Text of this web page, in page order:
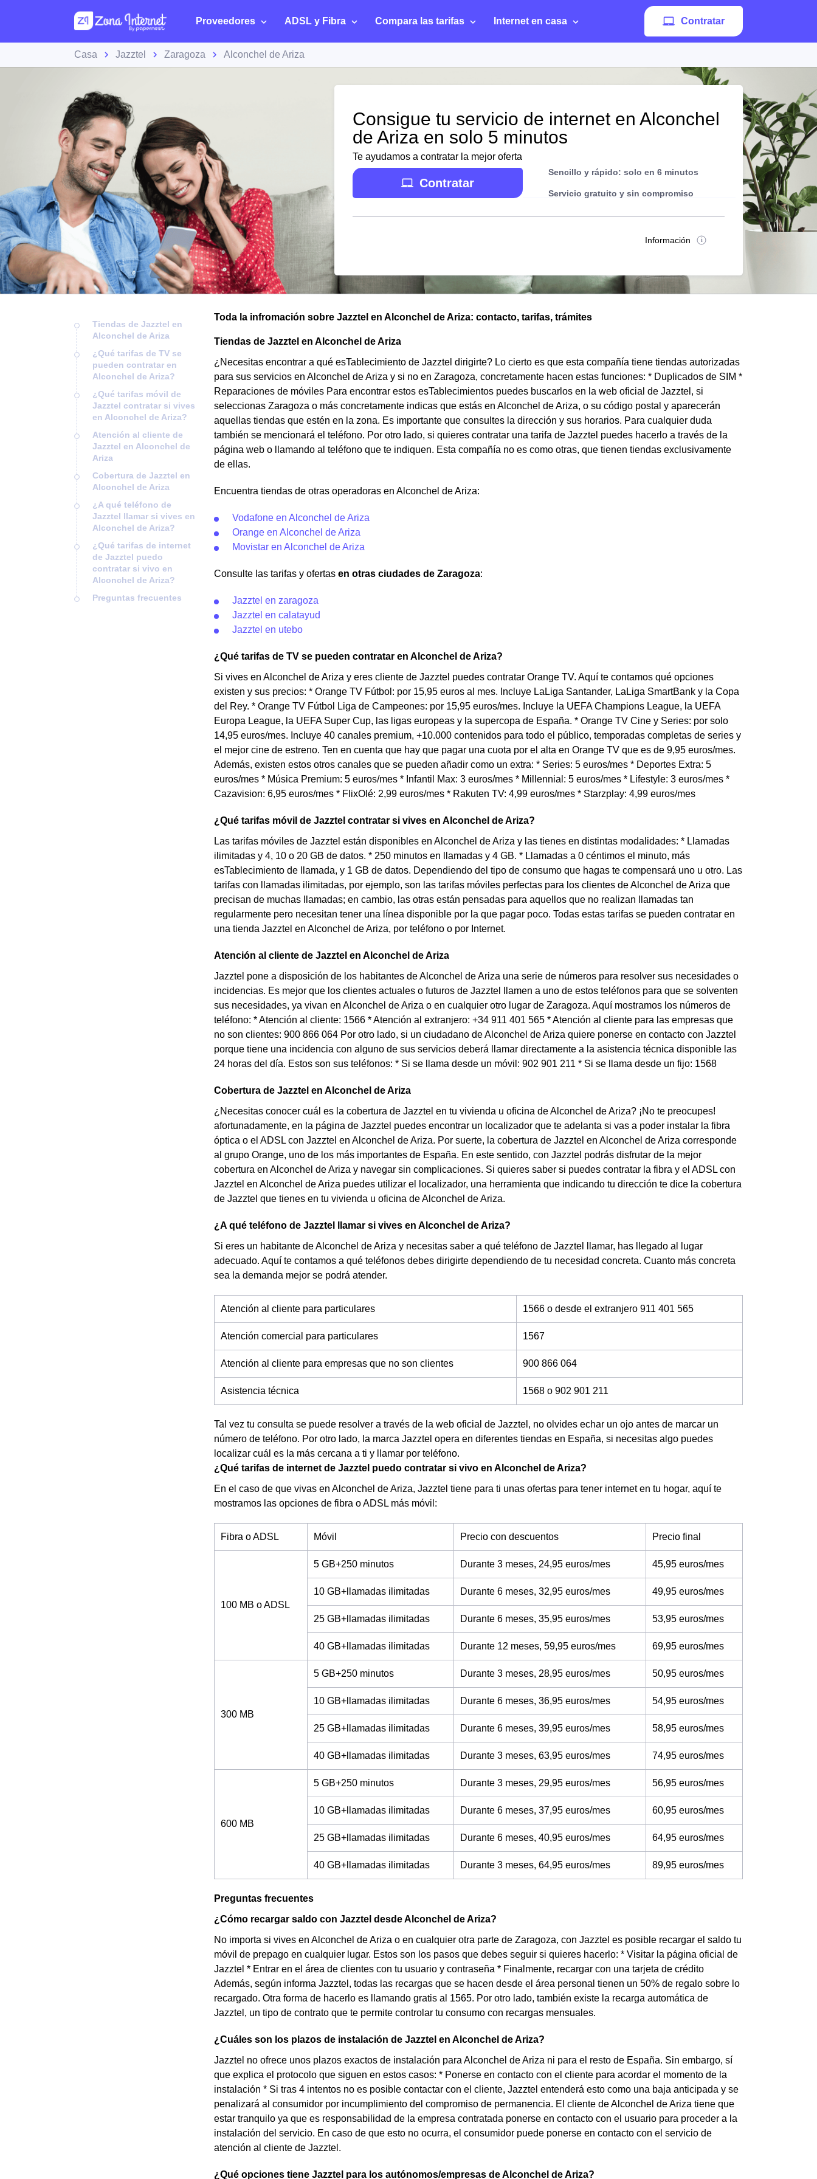
Proveedores ADSL y Fibra Compara las tarifas Internet en casa Contratar
Casa Jazztel Zaragoza Alconchel de Ariza
Consigue tu servicio de internet en Alconchel
de Ariza en solo 5 minutos
Te ayudamos a contratar la mejor oferta
Contratar
Sencillo y rápido: solo en 6 minutos
Servicio gratuito y sin compromiso
Información
Tiendas de Jazztel en
Alconchel de Ariza
¿Qué tarifas de TV se
pueden contratar en
Alconchel de Ariza?
¿Qué tarifas móvil de
Jazztel contratar si vives
en Alconchel de Ariza?
Atención al cliente de
Jazztel en Alconchel de
Ariza
Cobertura de Jazztel en
Alconchel de Ariza
¿A qué teléfono de
Jazztel llamar si vives en
Alconchel de Ariza?
¿Qué tarifas de internet
de Jazztel puedo
contratar si vivo en
Alconchel de Ariza?
Preguntas frecuentes
Toda la infromación sobre Jazztel en Alconchel de Ariza: contacto, tarifas, trámites
Tiendas de Jazztel en Alconchel de Ariza
¿Necesitas encontrar a qué esTablecimiento de Jazztel dirigirte? Lo cierto es que esta compañía tiene tiendas autorizadas
para sus servicios en Alconchel de Ariza y si no en Zaragoza, concretamente hacen estas funciones: * Duplicados de SIM *
Reparaciones de móviles Para encontrar estos esTablecimientos puedes buscarlos en la web oficial de Jazztel, si
seleccionas Zaragoza o más concretamente indicas que estás en Alconchel de Ariza, o su código postal y aparecerán
aquellas tiendas que estén en la zona. Es importante que consultes la dirección y sus horarios. Para cualquier duda
también se mencionará el teléfono. Por otro lado, si quieres contratar una tarifa de Jazztel puedes hacerlo a través de la
página web o llamando al teléfono que te indiquen. Esta compañía no es como otras, que tienen tiendas exclusivamente
de ellas.
Encuentra tiendas de otras operadoras en Alconchel de Ariza:
Vodafone en Alconchel de Ariza
Orange en Alconchel de Ariza
Movistar en Alconchel de Ariza
Consulte las tarifas y ofertas en otras ciudades de Zaragoza:
Jazztel en zaragoza
Jazztel en calatayud
Jazztel en utebo
¿Qué tarifas de TV se pueden contratar en Alconchel de Ariza?
Si vives en Alconchel de Ariza y eres cliente de Jazztel puedes contratar Orange TV. Aquí te contamos qué opciones
existen y sus precios: * Orange TV Fútbol: por 15,95 euros al mes. Incluye LaLiga Santander, LaLiga SmartBank y la Copa
del Rey. * Orange TV Fútbol Liga de Campeones: por 15,95 euros/mes. Incluye la UEFA Champions League, la UEFA
Europa League, la UEFA Super Cup, las ligas europeas y la supercopa de España. * Orange TV Cine y Series: por solo
14,95 euros/mes. Incluye 40 canales premium, +10.000 contenidos para todo el público, temporadas completas de series y
el mejor cine de estreno. Ten en cuenta que hay que pagar una cuota por el alta en Orange TV que es de 9,95 euros/mes.
Además, existen estos otros canales que se pueden añadir como un extra: * Series: 5 euros/mes * Deportes Extra: 5
euros/mes * Música Premium: 5 euros/mes * Infantil Max: 3 euros/mes * Millennial: 5 euros/mes * Lifestyle: 3 euros/mes *
Cazavision: 6,95 euros/mes * FlixOlé: 2,99 euros/mes * Rakuten TV: 4,99 euros/mes * Starzplay: 4,99 euros/mes
¿Qué tarifas móvil de Jazztel contratar si vives en Alconchel de Ariza?
Las tarifas móviles de Jazztel están disponibles en Alconchel de Ariza y las tienes en distintas modalidades: * Llamadas
ilimitadas y 4, 10 o 20 GB de datos. * 250 minutos en llamadas y 4 GB. * Llamadas a 0 céntimos el minuto, más
esTablecimiento de llamada, y 1 GB de datos. Dependiendo del tipo de consumo que hagas te compensará uno u otro. Las
tarifas con llamadas ilimitadas, por ejemplo, son las tarifas móviles perfectas para los clientes de Alconchel de Ariza que
precisan de muchas llamadas; en cambio, las otras están pensadas para aquellos que no realizan llamadas tan
regularmente pero necesitan tener una línea disponible por la que pagar poco. Todas estas tarifas se pueden contratar en
una tienda Jazztel en Alconchel de Ariza, por teléfono o por Internet.
Atención al cliente de Jazztel en Alconchel de Ariza
Jazztel pone a disposición de los habitantes de Alconchel de Ariza una serie de números para resolver sus necesidades o
incidencias. Es mejor que los clientes actuales o futuros de Jazztel llamen a uno de estos teléfonos para que se solventen
sus necesidades, ya vivan en Alconchel de Ariza o en cualquier otro lugar de Zaragoza. Aquí mostramos los números de
teléfono: * Atención al cliente: 1566 * Atención al extranjero: +34 911 401 565 * Atención al cliente para las empresas que
no son clientes: 900 866 064 Por otro lado, si un ciudadano de Alconchel de Ariza quiere ponerse en contacto con Jazztel
porque tiene una incidencia con alguno de sus servicios deberá llamar directamente a la asistencia técnica disponible las
24 horas del día. Estos son sus teléfonos: * Si se llama desde un móvil: 902 901 211 * Si se llama desde un fijo: 1568
Cobertura de Jazztel en Alconchel de Ariza
¿Necesitas conocer cuál es la cobertura de Jazztel en tu vivienda u oficina de Alconchel de Ariza? ¡No te preocupes!
afortunadamente, en la página de Jazztel puedes encontrar un localizador que te adelanta si vas a poder instalar la fibra
óptica o el ADSL con Jazztel en Alconchel de Ariza. Por suerte, la cobertura de Jazztel en Alconchel de Ariza corresponde
al grupo Orange, uno de los más importantes de España. En este sentido, con Jazztel podrás disfrutar de la mejor
cobertura en Alconchel de Ariza y navegar sin complicaciones. Si quieres saber si puedes contratar la fibra y el ADSL con
Jazztel en Alconchel de Ariza puedes utilizar el localizador, una herramienta que indicando tu dirección te dice la cobertura
de Jazztel que tienes en tu vivienda u oficina de Alconchel de Ariza.
¿A qué teléfono de Jazztel llamar si vives en Alconchel de Ariza?
Si eres un habitante de Alconchel de Ariza y necesitas saber a qué teléfono de Jazztel llamar, has llegado al lugar
adecuado. Aquí te contamos a qué teléfonos debes dirigirte dependiendo de tu necesidad concreta. Cuanto más concreta
sea la demanda mejor se podrá atender.
Atención al cliente para particulares 1566 o desde el extranjero 911 401 565
Atención comercial para particulares 1567
Atención al cliente para empresas que no son clientes 900 866 064
Asistencia técnica 1568 o 902 901 211
Tal vez tu consulta se puede resolver a través de la web oficial de Jazztel, no olvides echar un ojo antes de marcar un
número de teléfono. Por otro lado, la marca Jazztel opera en diferentes tiendas en España, si necesitas algo puedes
localizar cuál es la más cercana a ti y llamar por teléfono.
¿Qué tarifas de internet de Jazztel puedo contratar si vivo en Alconchel de Ariza?
En el caso de que vivas en Alconchel de Ariza, Jazztel tiene para ti unas ofertas para tener internet en tu hogar, aquí te
mostramos las opciones de fibra o ADSL más móvil:
Fibra o ADSL Móvil Precio con descuentos Precio final
100 MB o ADSL
5 GB+250 minutos Durante 3 meses, 24,95 euros/mes 45,95 euros/mes
10 GB+llamadas ilimitadas Durante 6 meses, 32,95 euros/mes 49,95 euros/mes
25 GB+llamadas ilimitadas Durante 6 meses, 35,95 euros/mes 53,95 euros/mes
40 GB+llamadas ilimitadas Durante 12 meses, 59,95 euros/mes 69,95 euros/mes
300 MB
5 GB+250 minutos Durante 3 meses, 28,95 euros/mes 50,95 euros/mes
10 GB+llamadas ilimitadas Durante 6 meses, 36,95 euros/mes 54,95 euros/mes
25 GB+llamadas ilimitadas Durante 6 meses, 39,95 euros/mes 58,95 euros/mes
40 GB+llamadas ilimitadas Durante 3 meses, 63,95 euros/mes 74,95 euros/mes
600 MB
5 GB+250 minutos Durante 3 meses, 29,95 euros/mes 56,95 euros/mes
10 GB+llamadas ilimitadas Durante 6 meses, 37,95 euros/mes 60,95 euros/mes
25 GB+llamadas ilimitadas Durante 6 meses, 40,95 euros/mes 64,95 euros/mes
40 GB+llamadas ilimitadas Durante 3 meses, 64,95 euros/mes 89,95 euros/mes
Preguntas frecuentes
¿Cómo recargar saldo con Jazztel desde Alconchel de Ariza?
No importa si vives en Alconchel de Ariza o en cualquier otra parte de Zaragoza, con Jazztel es posible recargar el saldo tu
móvil de prepago en cualquier lugar. Estos son los pasos que debes seguir si quieres hacerlo: * Visitar la página oficial de
Jazztel * Entrar en el área de clientes con tu usuario y contraseña * Finalmente, recargar con una tarjeta de crédito
Además, según informa Jazztel, todas las recargas que se hacen desde el área personal tienen un 50% de regalo sobre lo
recargado. Otra forma de hacerlo es llamando gratis al 1565. Por otro lado, también existe la recarga automática de
Jazztel, un tipo de contrato que te permite controlar tu consumo con recargas mensuales.
¿Cuáles son los plazos de instalación de Jazztel en Alconchel de Ariza?
Jazztel no ofrece unos plazos exactos de instalación para Alconchel de Ariza ni para el resto de España. Sin embargo, sí
que explica el protocolo que siguen en estos casos: * Ponerse en contacto con el cliente para acordar el momento de la
instalación * Si tras 4 intentos no es posible contactar con el cliente, Jazztel entenderá esto como una baja anticipada y se
penalizará al consumidor por incumplimiento del compromiso de permanencia. El cliente de Alconchel de Ariza tiene que
estar tranquilo ya que es responsabilidad de la empresa contratada ponerse en contacto con el usuario para proceder a la
instalación del servicio. En caso de que esto no ocurra, el consumidor puede ponerse en contacto con el servicio de
atención al cliente de Jazztel.
¿Qué opciones tiene Jazztel para los autónomos/empresas de Alconchel de Ariza?